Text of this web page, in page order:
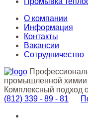
О компании
Информация
Контакты
Вакансии
Сотрудничество
промышленной химии
Комплексный подход
(812) 339 - 89 - 81